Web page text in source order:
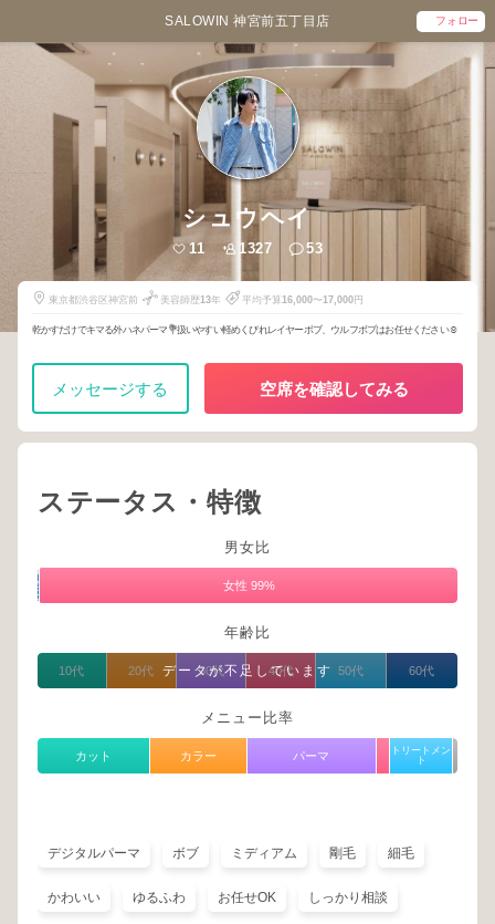
SALOWIN 神宮前五丁目店 フォロー
シュウヘイ
11 1327 53
東京都渋谷区神宮前 美容師歴13年 平均予算16,000〜17,000円
乾かすだけでキマる外ハネパーマ💐扱いやすい軽めくびれレイヤーボブ、ウルフボブはお任せください☺️
メッセージする 空席を確認してみる
ステータス・特徴
男女比
男
性
1%
女性 99%
年齢比
データが不足しています
10代 20代 30代 40代 50代 60代
メニュー比率
カット カラー パーマ
トリートメン
ト
デジタルパーマ ボブ ミディアム 剛毛 細毛
かわいい ゆるふわ お任せOK しっかり相談